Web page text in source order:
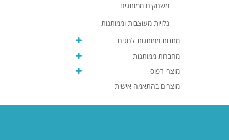
משחקים ממותגים
גלויות מעוצבות וממותגות
מתנות ממותגות לחגים
מחברות ממותגות
מוצרי דפוס
מוצרים בהתאמה אישית